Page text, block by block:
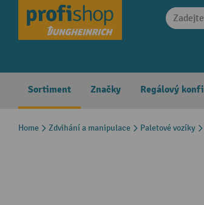
Skip to main navigation
Sortiment Značky Regálový
Home Zdvihání a manipulace Paletové vozíky